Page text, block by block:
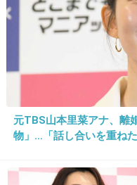
しょうがないやん
元TBS山本里菜アナ、
物」…「話し合いを重ね